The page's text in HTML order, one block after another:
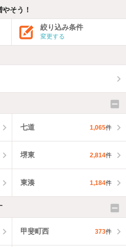
そう！
絞り込み条件
変更する
七道 1,065件
堺東 2,814件
東湊 1,184件
甲斐町西 373件